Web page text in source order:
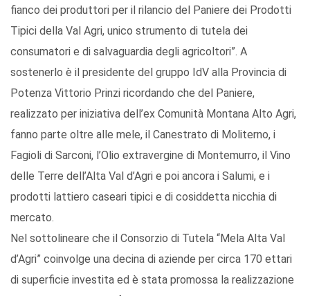
fianco dei produttori per il rilancio del Paniere dei Prodotti
Tipici della Val Agri, unico strumento di tutela dei
consumatori e di salvaguardia degli agricoltori”. A
sostenerlo è il presidente del gruppo IdV alla Provincia di
Potenza Vittorio Prinzi ricordando che del Paniere,
realizzato per iniziativa dell’ex Comunità Montana Alto Agri,
fanno parte oltre alle mele, il Canestrato di Moliterno, i
Fagioli di Sarconi, l’Olio extravergine di Montemurro, il Vino
delle Terre dell’Alta Val d’Agri e poi ancora i Salumi, e i
prodotti lattiero caseari tipici e di cosiddetta nicchia di
mercato.
Nel sottolineare che il Consorzio di Tutela “Mela Alta Val
d’Agri” coinvolge una decina di aziende per circa 170 ettari
di superficie investita ed è stata promossa la realizzazione